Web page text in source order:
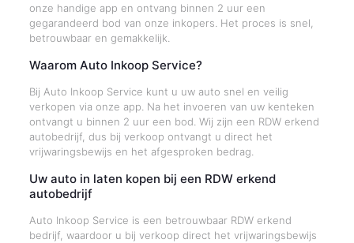
onze handige app en ontvang binnen 2 uur een
gegarandeerd bod van onze inkopers. Het proces is snel,
betrouwbaar en gemakkelijk.
Waarom Auto Inkoop Service?
Bij Auto Inkoop Service kunt u uw auto snel en veilig
verkopen via onze app. Na het invoeren van uw kenteken
ontvangt u binnen 2 uur een bod. Wij zijn een RDW erkend
autobedrijf, dus bij verkoop ontvangt u direct het
vrijwaringsbewijs en het afgesproken bedrag.
Uw auto in laten kopen bij een RDW erkend
autobedrijf
Auto Inkoop Service is een betrouwbaar RDW erkend
bedrijf, waardoor u bij verkoop direct het vrijwaringsbewijs